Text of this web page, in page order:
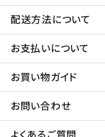
配送方法について
お支払いについて
お買い物ガイド
お問い合わせ